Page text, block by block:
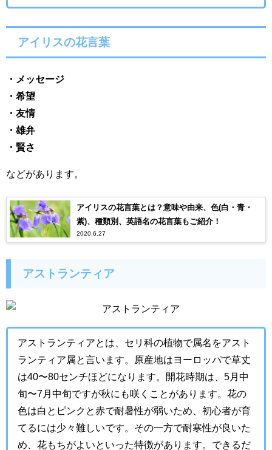
アイリスの花言葉
・メッセージ
・希望
・友情
・雄弁
・賢さ
などがあります。
アイリスの花言葉とは？意味や由来、色(白・青・
紫)、種類別、英語名の花言葉もご紹介！
2020.6.27
アストランティア
アストランティアとは、セリ科の植物で属名をアスト
ランティア属と言います。原産地はヨーロッパで草丈
は40〜80センチほどになります。開花時期は、5月中
旬〜7月中旬ですが秋にも咲くことがあります。花の
色は白とピンクと赤で耐暑性が弱いため、初心者が育
てるには少々難しいです。その一方で耐寒性が良いた
め、花もちがよいといった特徴があります。できるだ